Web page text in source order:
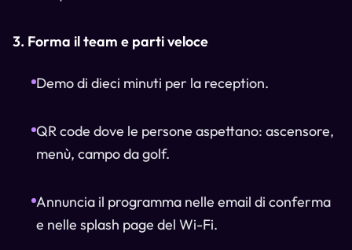
3. Forma il team e parti veloce
Demo di dieci minuti per la reception.
QR code dove le persone aspettano: ascensore,
menù, campo da golf.
Annuncia il programma nelle email di conferma
e nelle splash page del Wi-Fi.